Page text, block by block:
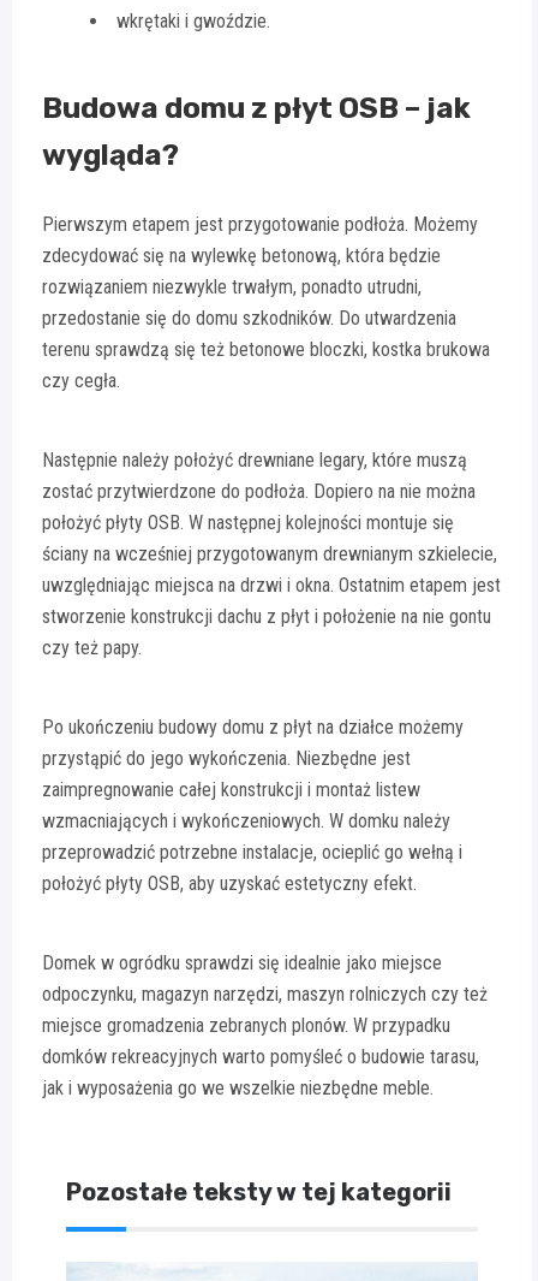
wkrętaki i gwoździe.
Budowa domu z płyt OSB – jak
wygląda?
Pierwszym etapem jest przygotowanie podłoża. Możemy
zdecydować się na wylewkę betonową, która będzie
rozwiązaniem niezwykle trwałym, ponadto utrudni,
przedostanie się do domu szkodników. Do utwardzenia
terenu sprawdzą się też betonowe bloczki, kostka brukowa
czy cegła.
Następnie należy położyć drewniane legary, które muszą
zostać przytwierdzone do podłoża. Dopiero na nie można
położyć płyty OSB. W następnej kolejności montuje się
ściany na wcześniej przygotowanym drewnianym szkielecie,
uwzględniając miejsca na drzwi i okna. Ostatnim etapem jest
stworzenie konstrukcji dachu z płyt i położenie na nie gontu
czy też papy.
Po ukończeniu budowy domu z płyt na działce możemy
przystąpić do jego wykończenia. Niezbędne jest
zaimpregnowanie całej konstrukcji i montaż listew
wzmacniających i wykończeniowych. W domku należy
przeprowadzić potrzebne instalacje, ocieplić go wełną i
położyć płyty OSB, aby uzyskać estetyczny efekt.
Domek w ogródku sprawdzi się idealnie jako miejsce
odpoczynku, magazyn narzędzi, maszyn rolniczych czy też
miejsce gromadzenia zebranych plonów. W przypadku
domków rekreacyjnych warto pomyśleć o budowie tarasu,
jak i wyposażenia go we wszelkie niezbędne meble.
Pozostałe teksty w tej kategorii